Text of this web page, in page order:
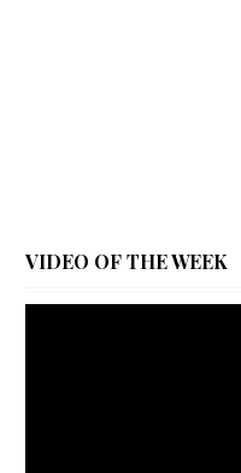
VIDEO OF THE WEEK